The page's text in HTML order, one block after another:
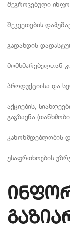
შეგროვებული
შეკვეთების
გადახდის
მომხმარებელთან
პროდუქციისა და
აქციების,
გაგზავნა
კანონმდებლობის
უსაფრთხოების